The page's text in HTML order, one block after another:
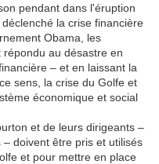
pendant dans l'éruption
la crise financière
Obama, les
au désastre en
– et en laissant la
sens, la crise du Golfe et
économique et social
et de leurs dirigeants –
doivent être pris et utilisés
et pour mettre en place